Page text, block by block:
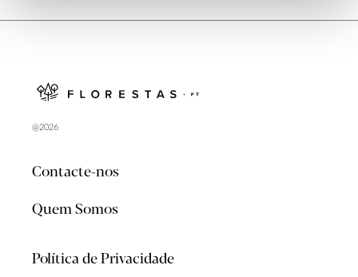
@2026
Contacte-nos
Quem Somos
Política de Privacidade